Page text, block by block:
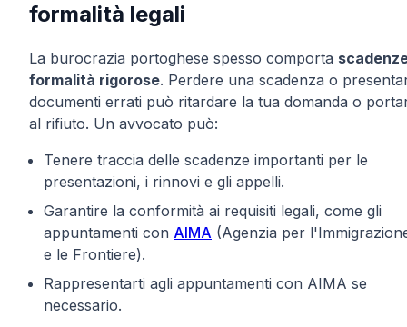
formalità legali
La burocrazia portoghese spesso comporta
formalità rigorose. Perdere una scadenza o
documenti errati può ritardare la tua domanda o
al rifiuto. Un avvocato può:
Tenere traccia delle scadenze importanti per le
presentazioni, i rinnovi e gli appelli.
Garantire la conformità ai requisiti legali, come gli
appuntamenti con AIMA (Agenzia per
e le Frontiere).
Rappresentarti agli appuntamenti con AIMA se
necessario.